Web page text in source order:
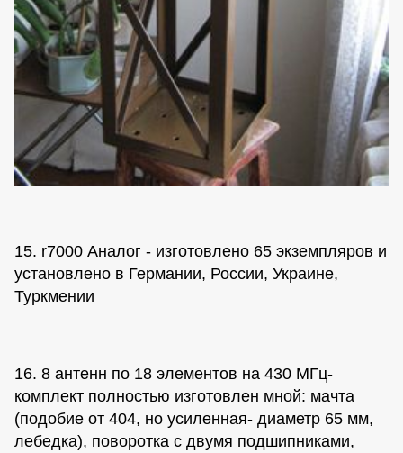
15. r7000 Аналог - изготовлено 65 экземпляров и
установлено в Германии, России, Украине,
Туркмении
16. 8 антенн по 18 элементов на 430 МГц-
комплект полностью изготовлен мной: мачта
(подобие от 404, но усиленная- диаметр 65 мм,
лебедка), поворотка с двумя подшипниками,